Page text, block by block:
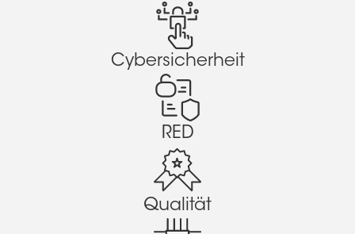
Cybersicherheit
RED
Qualität